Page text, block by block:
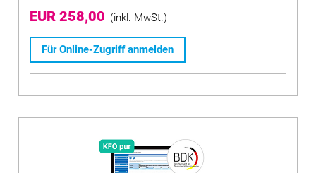
EUR 258,00 (inkl. MwSt.)
Für Online-Zugriff anmelden